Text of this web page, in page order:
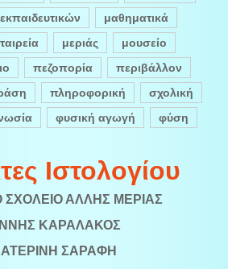
μαθηματικά
μεριάς
μουσείο
πεζοπορία
περιβάλλον
πληροφορική
σχολική
φυσική αγωγή φύση
Ιστολογίου
ΣΧΟΛΕΙΟ ΑΛΛΗΣ ΜΕΡΙΑΣ
ΚΑΡΑΛΑΚΟΣ
ΣΑΡΑΦΗ